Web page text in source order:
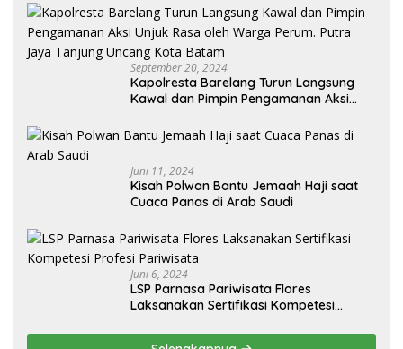
September 20, 2024
Kapolresta Barelang Turun Langsung
Kawal dan Pimpin Pengamanan Aksi
Jaya Tanjung Uncang Kota Batam
Juni 11, 2024
Kisah Polwan Bantu Jemaah Haji saat
Cuaca Panas di Arab Saudi
Juni 6, 2024
LSP Parnasa Pariwisata Flores
Laksanakan Sertifikasi Kompetesi